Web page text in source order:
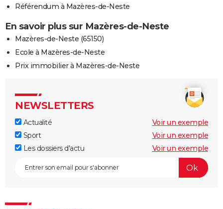
Référendum à Mazères-de-Neste
En savoir plus sur Mazères-de-Neste
Mazères-de-Neste (65150)
Ecole à Mazères-de-Neste
Prix immobilier à Mazères-de-Neste
NEWSLETTERS
Actualité
Voir un exemple
Sport
Voir un exemple
Les dossiers d'actu
Voir un exemple